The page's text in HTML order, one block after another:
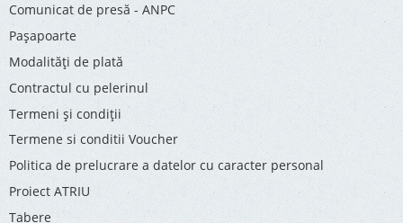
Comunicat de presă - ANPC
Pașapoarte
Modalități de plată
Contractul cu pelerinul
Termeni și condiții
Termene si conditii Voucher
Politica de prelucrare a datelor cu caracter personal
Proiect ATRIU
Tabere